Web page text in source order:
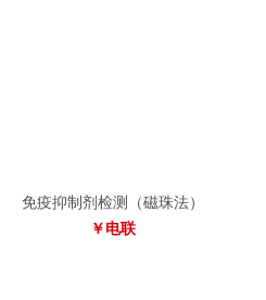
免疫抑制剂检测（磁珠法）
￥电联